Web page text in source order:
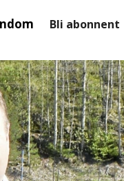
Bli abonnent